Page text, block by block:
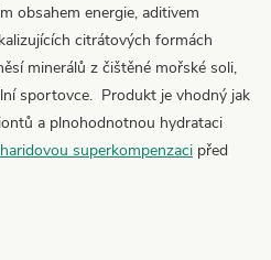
obsahem energie, aditivem
citrátových formách
minerálů z čištěné mořské soli,
sportovce. Produkt je vhodný jak
a plnohodnotnou hydrataci
superkompenzaci před